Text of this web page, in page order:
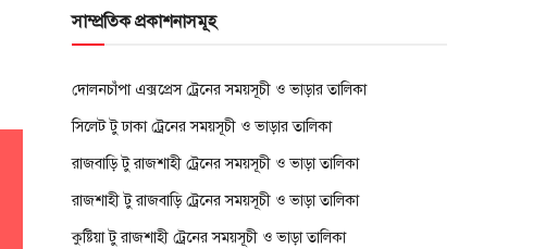
সাম্প্রতিক প্রকাশনাসমূহ
দোলনচাঁপা এক্সপ্রেস ট্রেনের সময়সূচী ও ভাড়ার তালিকা
সিলেট টু ঢাকা ট্রেনের সময়সূচী ও ভাড়ার তালিকা
রাজবাড়ি টু রাজশাহী ট্রেনের সময়সূচী ও ভাড়া তালিকা
রাজশাহী টু রাজবাড়ি ট্রেনের সময়সূচী ও ভাড়া তালিকা
কুষ্টিয়া টু রাজশাহী ট্রেনের সময়সূচী ও ভাড়া তালিকা